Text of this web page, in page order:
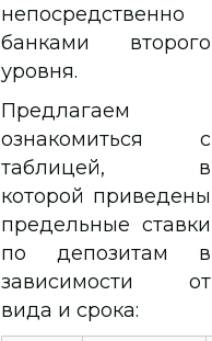
непосредственно
банками второго
уровня.
Предлагаем
ознакомиться с
таблицей, в
которой приведены
предельные ставки
по депозитам в
зависимости от
вида и срока: